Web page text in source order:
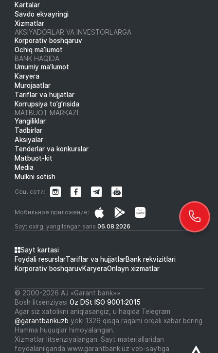
Kartalar
Savdo ekvayringi
Xizmatlar
AKSIYADORLAR VA INVESTORLARGA
Korporativ boshqaruv
Ochiq ma’lumot
BANK HAQIDA
Umumiy ma’lumot
Karyera
Murojaatlar
Tariflar va hujjatlar
Korrupsiya to’g’risida
MATBUOT MARKAZI
Yangiliklar
Tadbirlar
Aksiyalar
Tenderlar va konkurslar
Matbuot-kit
Media
Mulkni sotish
Sayt oxirgi yangilangan sana 06.08.2026
Мобильное приложение:
Соц. сети:
Sayt kartasi
Foydali resurslarTariflar va hujjatlarBank rekvizitlari
Korporativ boshqaruvKaryeraOnlayn xizmatlar
© 2000-2026 АJ «Garant bank»»
Bosh litsenziyasi Oz DSt ISO 9001:2015
Agar siz xatolikni aniqlasangiz, u haqida Telegram
@garantbankuzb yoki 1326 qisqa raqami orqali xabar bering
Hamma huquqlar himoyalangan.
Xizmatlar litsenziyalangan. Sayt materiallaridan
foydalanilganda www.garantbank.uz veb-saytiga